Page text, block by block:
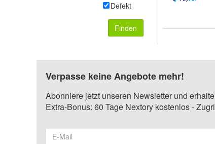
Defekt
Finden
Verpasse keine Angebote mehr!
Abonniere jetzt unseren Newsletter und
Extra-Bonus: 60 Tage Nextory kostenlos -